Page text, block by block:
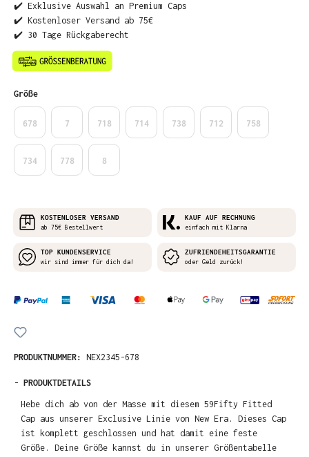
✔️ Exklusive Auswahl an Premium Caps
✔️ Kostenloser Versand ab 75€
✔️ 30 Tage Rückgaberecht
Größeauswählen
678 7 718 714 738 712 758
734 778 8
KOSTENLOSER VERSAND
ab 75€ Bestellwert
KAUF AUF RECHNUNG
einfach mit Klarna
TOP KUNDENSERVICE
wir sind immer für dich da!
ZUFRIENDEHEITSGARANTIE
oder Geld zurück!
PRODUKTNUMMER: NEX2345-678
- PRODUKTDETAILS
Hebe dich ab von der Masse mit diesem 59Fifty Fitted
Cap aus unserer Exclusive Linie von New Era. Dieses Cap
ist komplett geschlossen und hat damit eine feste
Größe. Deine Größe kannst du in unserer Größentabelle